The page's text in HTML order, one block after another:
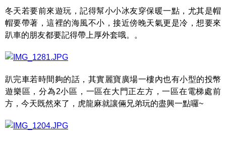
冬天若要前來遊玩，記得幫小小冰友穿保暖一點，尤其是帽
帽要帶著，這裡的海風不小，接近傍晚天氣更是冷，想要來
趴車的朋友都要記得帶上厚外套哦。。
趴完車若時間夠的話，其實麗寶廣場一樓內也有小型的投幣
遊樂區，分為2小區，一區在大門正左方，一區在電梯處前
方，今天既然來了，虎龍麻就讓倆兄弟玩的盡興一點囉~